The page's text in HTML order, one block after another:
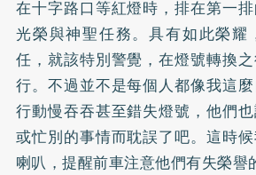
在十字路口等紅燈時，排在第一
光榮與神聖任務。具有如此榮耀
任，就該特別警覺，在燈號轉換
行。不過並不是每個人都像我這
行動慢吞吞甚至錯失燈號，他們
或忙別的事情而耽誤了吧。這時
喇叭，提醒前車注意他們有失榮譽